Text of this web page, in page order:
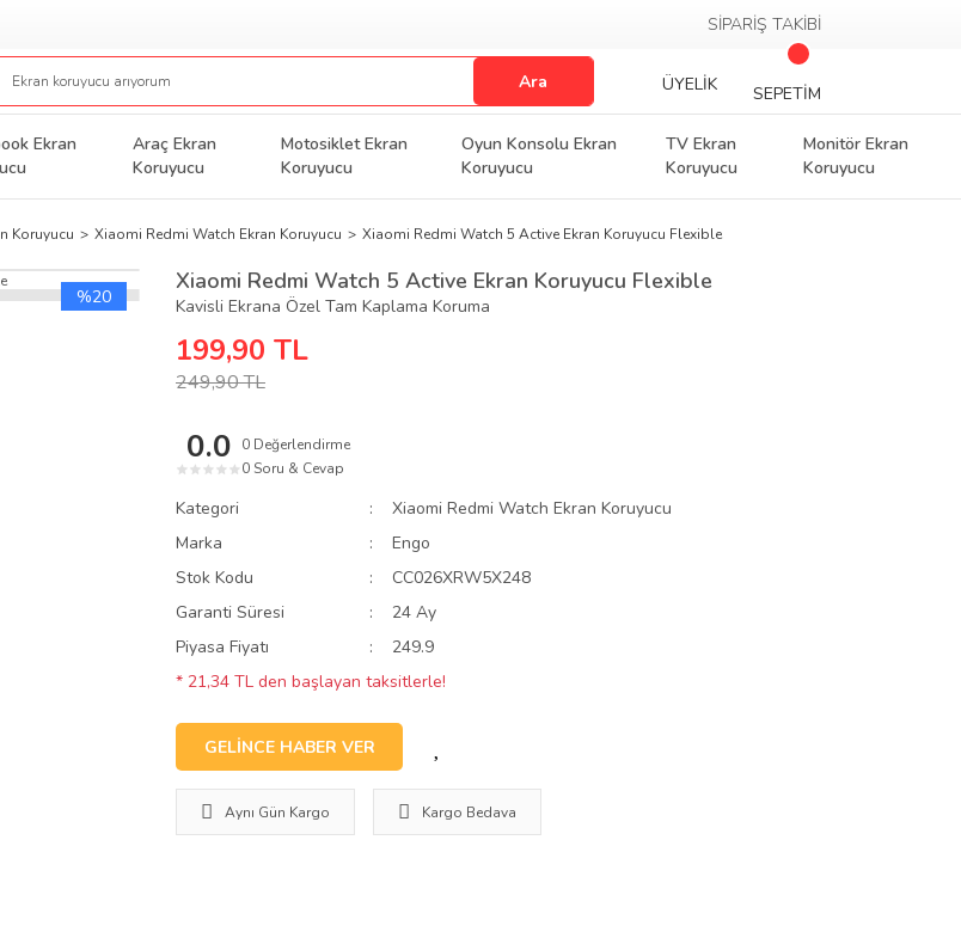
SİPARİŞ TAKİBİ
Ara ÜYELİK SEPETİM
Ekran
Araç Ekran
Koruyucu
Motosiklet Ekran
Koruyucu
Oyun Konsolu Ekran
Koruyucu
TV Ekran
Koruyucu
Monitör Ekran
Koruyucu
Koruyucu Xiaomi Redmi Watch Ekran Koruyucu Xiaomi Redmi Watch 5 Active Ekran Koruyucu Flexible
%20
Xiaomi Redmi Watch 5 Active Ekran Koruyucu Flexible
Kavisli Ekrana Özel Tam Kaplama Koruma
199,90 TL
249,90 TL
0.0
★ ★ ★ ★ ★
0 Değerlendirme
0 Soru & Cevap
Kategori
Xiaomi Redmi Watch Ekran Koruyucu
Marka
Engo
Stok Kodu
CC026XRW5X248
Garanti Süresi
24 Ay
Piyasa Fiyatı
249.9
* 21,34 TL den başlayan taksitlerle!
GELİNCE HABER VER
Aynı Gün Kargo Kargo Bedava